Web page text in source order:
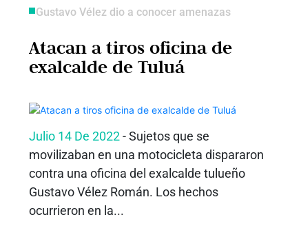
Gustavo Vélez dio a conocer amenazas
Atacan a tiros oficina de
exalcalde de Tuluá
Julio 14 De 2022- Sujetos que se
movilizaban en una motocicleta dispararon
contra una oficina del exalcalde tulueño
Gustavo Vélez Román. Los hechos
ocurrieron en la...